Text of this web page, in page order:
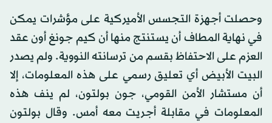
وحصلت أجهزة التجسس الأميركية على مؤشرات يمكن
في نهاية المطاف أن يستنتج منها أن كيم جونغ أون عقد
العزم على الاحتفاظ بقسم من ترسانته النووية. ولم يصدر
البيت الأبيض أي تعليق رسمي على هذه المعلومات، إلا
أن مستشار الأمن القومي، جون بولتون، لم ينف هذه
المعلومات في مقابلة أجريت معه أمس. وقال بولتون